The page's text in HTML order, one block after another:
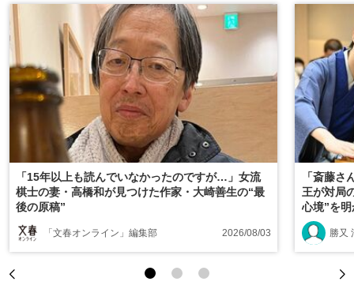
「15年以上も読んでいなかったのですが…」女流
棋士の妻・高橋和が見つけた作家・大崎善生の“最
後の原稿”
「文春オンライン」編集部 2026/08/03
「斎藤
王が対局
心境”を
勝又